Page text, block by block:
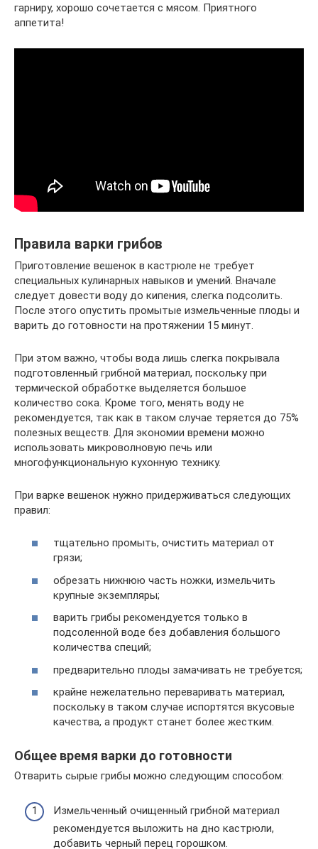
гарниру, хорошо сочетается с мясом. Приятного
аппетита!
Правила варки грибов
Приготовление вешенок в кастрюле не требует
специальных кулинарных навыков и умений. Вначале
следует довести воду до кипения, слегка подсолить.
После этого опустить промытые измельченные плоды и
варить до готовности на протяжении 15 минут.
При этом важно, чтобы вода лишь слегка покрывала
подготовленный грибной материал, поскольку при
термической обработке выделяется большое
количество сока. Кроме того, менять воду не
рекомендуется, так как в таком случае теряется до 75%
полезных веществ. Для экономии времени можно
использовать микроволновую печь или
многофункциональную кухонную технику.
При варке вешенок нужно придерживаться следующих
правил:
тщательно промыть, очистить материал от
грязи;
обрезать нижнюю часть ножки, измельчить
крупные экземпляры;
варить грибы рекомендуется только в
подсоленной воде без добавления большого
количества специй;
предварительно плоды замачивать не требуется;
крайне нежелательно переваривать материал,
поскольку в таком случае испортятся вкусовые
качества, а продукт станет более жестким.
Общее время варки до готовности
Отварить сырые грибы можно следующим способом:
Измельченный очищенный грибной материал
рекомендуется выложить на дно кастрюли,
добавить черный перец горошком.